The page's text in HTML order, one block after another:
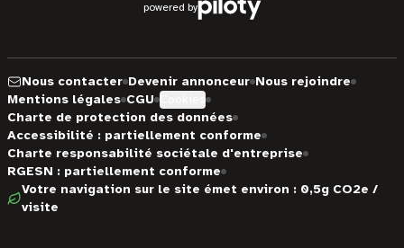
powered by
Nous contacter Devenir annonceur Nous rejoindre
Mentions légales CGU
Charte de protection des données
Accessibilité : partiellement conforme
Charte responsabilité sociétale d'entreprise
RGESN : partiellement conforme
Votre navigation sur le site émet environ : 0,5g CO2e /
visite